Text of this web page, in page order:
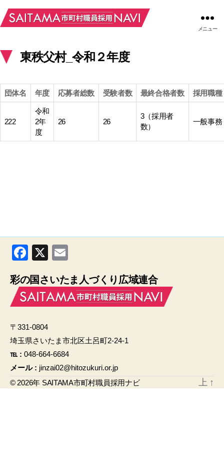
メニュー
東秩父村_令和２年度
団体名 年度 応募者総数 受験者数 最終合格者数 採用職種
222
令和
2年
度
26 26
3（採用者
数）
一般事務
F
c
e
o
o
k
X
ail
彩の国さいたま人づくり広域連合
〒331-0804
埼玉県さいたま市北区土呂町2-24-1
℡ : 048-664-6684
メール : jinzai02@hitozukuri.or.jp
© 2026年 SAITAMA市町村職員採用ナビ 上 ↑